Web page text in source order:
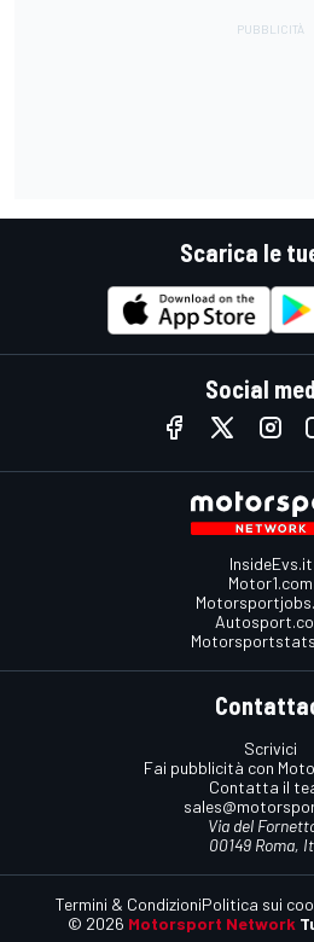
Scarica le
Social
InsideEvs.it
Motor1.com
Scrivici
Fai pubblicità con
Contatta il
Via del
00149 Roma,
© 2026 Motorsport Network
Termini & CondizioniPolitica sui